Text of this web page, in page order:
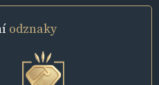
odznaky